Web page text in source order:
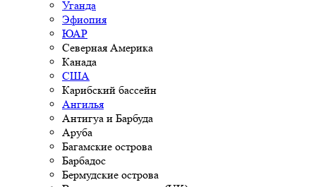
Уганда
Эфиопия
ЮАР
Северная Америка
Канада
США
Карибский бассейн
Ангилья
Антигуа и Барбуда
Аруба
Багамские острова
Барбадос
Бермудские острова